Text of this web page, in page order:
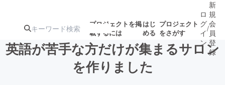
プロジェクトを掲
載するには
はじ
める
プロジェクト
をさがす
ロ
グ
イ
ン
/
新
規
会
員
登
録
英語が苦手な方だけが集まるサロン
を作りました